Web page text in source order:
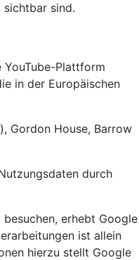
sichtbar sind.
YouTube-Plattform
in der Europäischen
Gordon House, Barrow
durch
besuchen, erhebt Google
ist allein
hierzu stellt Google